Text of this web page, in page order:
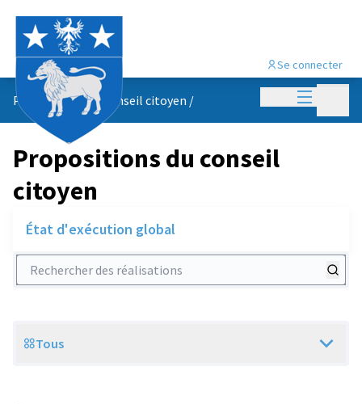
Menu
Se connecter
Propositions du conseil citoyen /
Propositions du conseil
citoyen
État d'exécution global
Rechercher des réalisations
Scope
Tous